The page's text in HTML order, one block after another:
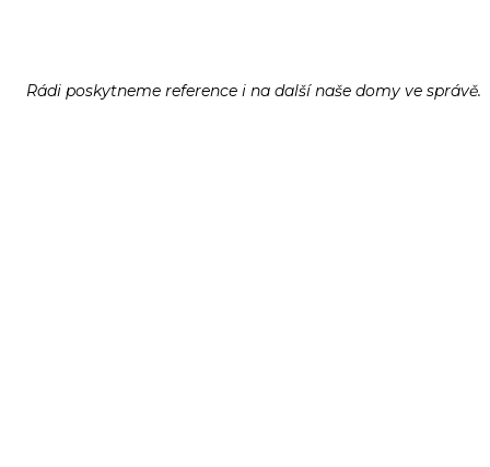
Rádi poskytneme reference i na další naše domy ve správě.